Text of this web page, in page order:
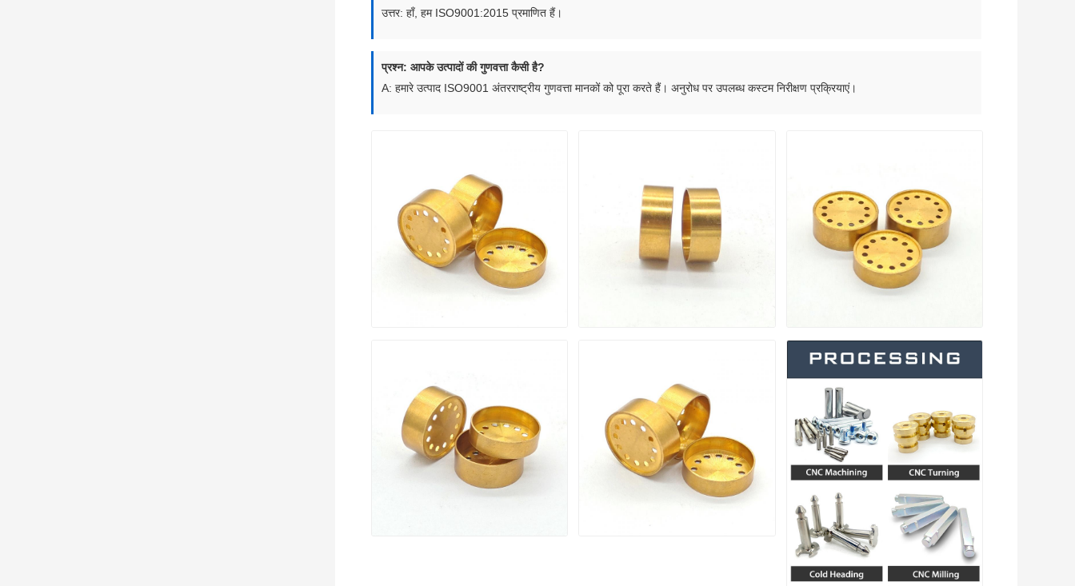
उत्तर: हाँ, हम ISO9001:2015 प्रमाणित हैं।
प्रश्न: आपके उत्पादों की गुणवत्ता कैसी है?
A: हमारे उत्पाद ISO9001 अंतरराष्ट्रीय गुणवत्ता मानकों को पूरा करते हैं। अनुरोध पर उपलब्ध कस्टम निरीक्षण प्रक्रियाएं।